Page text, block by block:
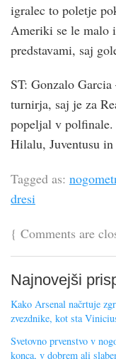
igralec to poletje
Ameriki se le malo
predstavami, saj
ST: Gonzalo
turnirja, saj je za
popeljal v
Hilalu, Juventusu
Tagged as:
dresi
{ Comments are
Najnovejši
Kako Arsenal načrtuje
zvezdnike, kot sta
Svetovno prvenstvo v
konca, v dobrem ali